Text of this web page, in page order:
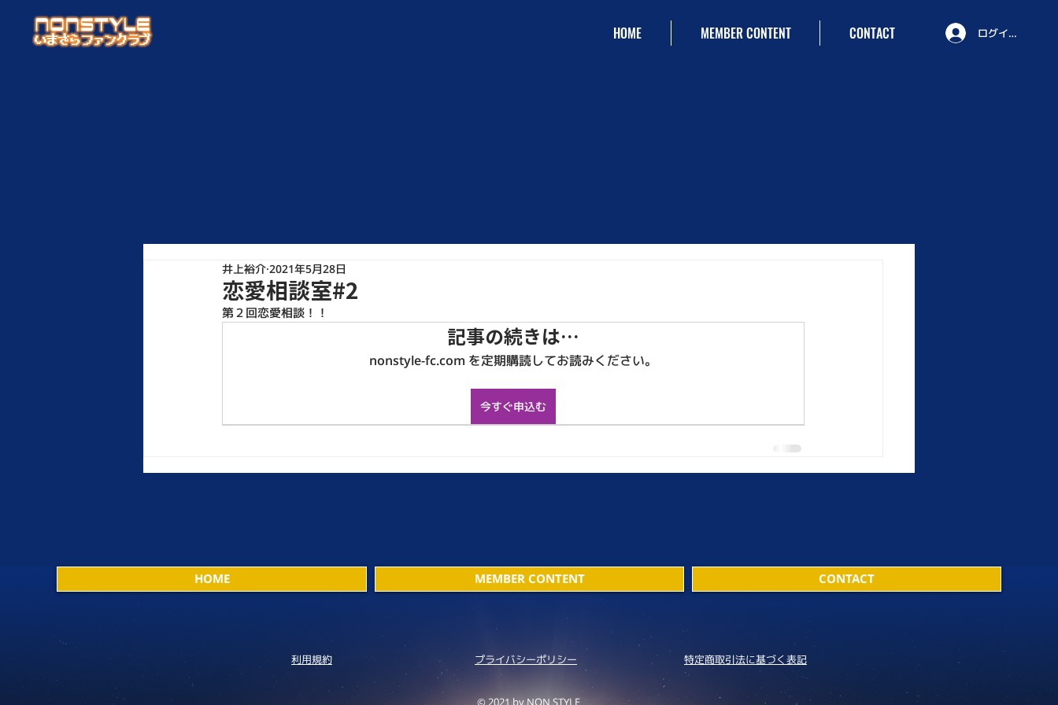
HOME MEMBER CONTENT CONTACT ログイン
恋愛相談室#2
井上裕介 2021年5月28日
第２回恋愛相談！！
記事の続きは…
nonstyle-fc.com を定期購読してお読みください。
今すぐ申込む
HOME MEMBER CONTENT CONTACT
利用規約 プライバシーポリシー 特定商取引法に基づく表記
© 2021 by NON STYLE